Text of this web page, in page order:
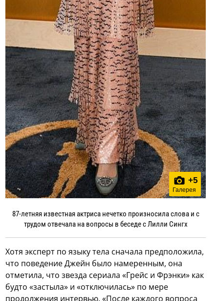
+5
Галерея
87-летняя известная актриса нечетко произносила слова и с
трудом отвечала на вопросы в беседе с Лилли Сингх
Хотя эксперт по языку тела сначала предположила,
что поведение Джейн было намеренным, она
отметила, что звезда сериала «Грейс и Фрэнки» как
будто «застыла» и «отключилась» по мере
продолжения интервью. «После каждого вопроса